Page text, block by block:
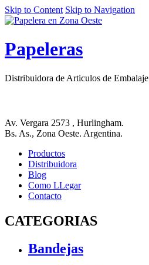
Skip to Content Skip to Navigation
Papeleras
Distribuidora de Articulos de Embalaje
Av. Vergara 2573 , Hurlingham.
Bs. As., Zona Oeste. Argentina.
Productos
Distribuidora
Blog
Como LLegar
Contacto
CATEGORIAS
Bandejas